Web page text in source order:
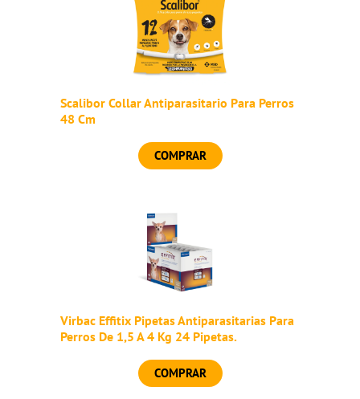
Scalibor Collar Antiparasitario Para Perros
48 Cm
COMPRAR
Virbac Effitix Pipetas Antiparasitarias Para
Perros De 1,5 A 4 Kg 24 Pipetas.
COMPRAR